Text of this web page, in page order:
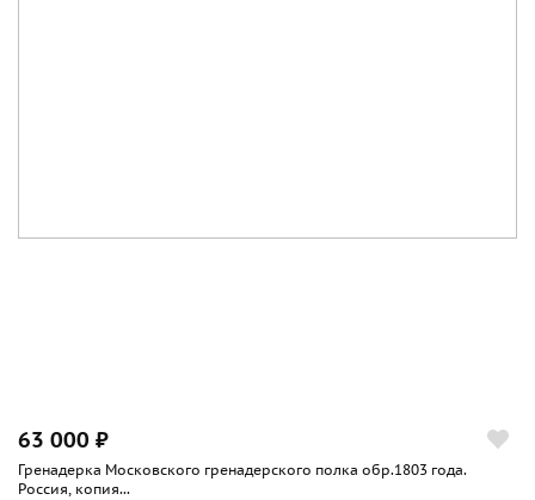
63 000 ₽
Гренадерка Московского гренадерского полка обр.1803 года.
Россия, копия...